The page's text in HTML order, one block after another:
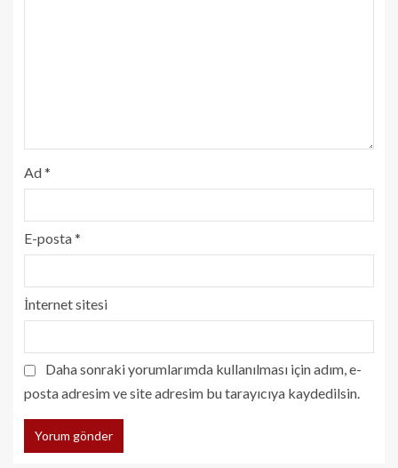
Ad*
E-posta*
İnternet sitesi
Daha sonraki yorumlarımda kullanılması için adım, e-
posta adresim ve site adresim bu tarayıcıya kaydedilsin.